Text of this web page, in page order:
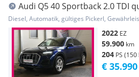
Audi Q5 40 Sportback 2.0 TDI
LED, R-Ka...
Diesel, Automatik, gültiges Pickerl,
2022 EZ
59.900 km
204 PS (150
€ 35.990